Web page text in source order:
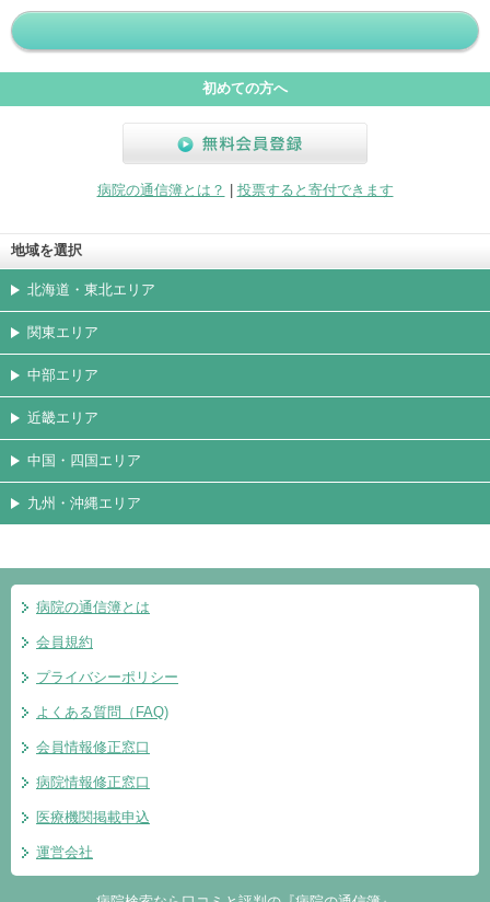
ージ
トカード
初めての方へ
病院の通信簿とは？
投票すると寄付できます
地域を選択
北海道・東北エリア
関東エリア
中部エリア
近畿エリア
中国・四国エリア
九州・沖縄エリア
病院の通信簿とは
会員規約
プライバシーポリシー
よくある質問（FAQ)
会員情報修正窓口
病院情報修正窓口
医療機関掲載申込
運営会社